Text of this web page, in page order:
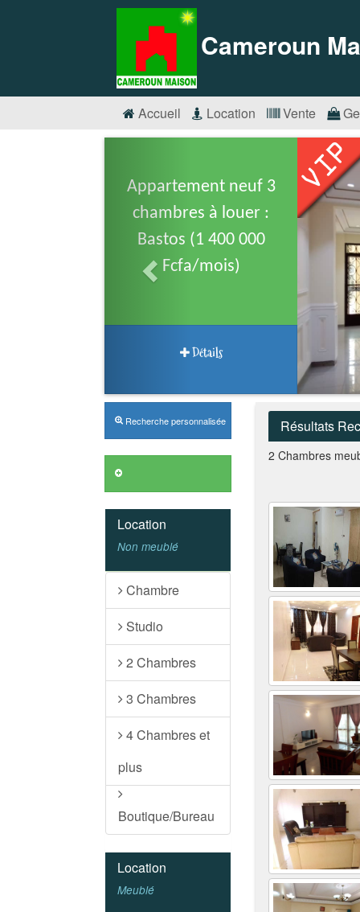
Cameroun
Accueil Location Vente
Appartement neuf 3
chambres à louer :
Bastos (1 400 000
Fcfa/mois)
Détails
Recherche personnalisée
Location
Non meublé
Chambre
Studio
2 Chambres
3 Chambres
4 Chambres et
plus
Boutique/Bureau
Location
Meublé
Résultats
2 Chambres